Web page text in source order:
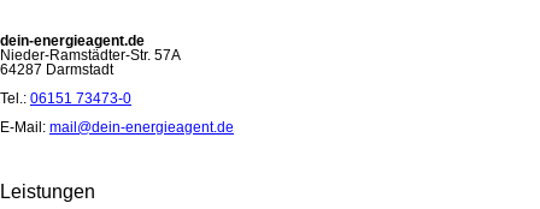
dein-energieagent.de
Nieder-Ramstädter-Str. 57A
64287 Darmstadt
Tel.: 06151 73473-0
E-Mail: mail@dein-energieagent.de
Leistungen